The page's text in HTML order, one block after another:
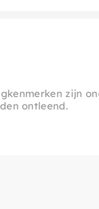
zijn
ontleend.